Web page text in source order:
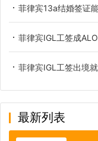
菲律宾13a结婚签证
菲律宾IGL工签成
菲律宾IGL工签出境
最新列表